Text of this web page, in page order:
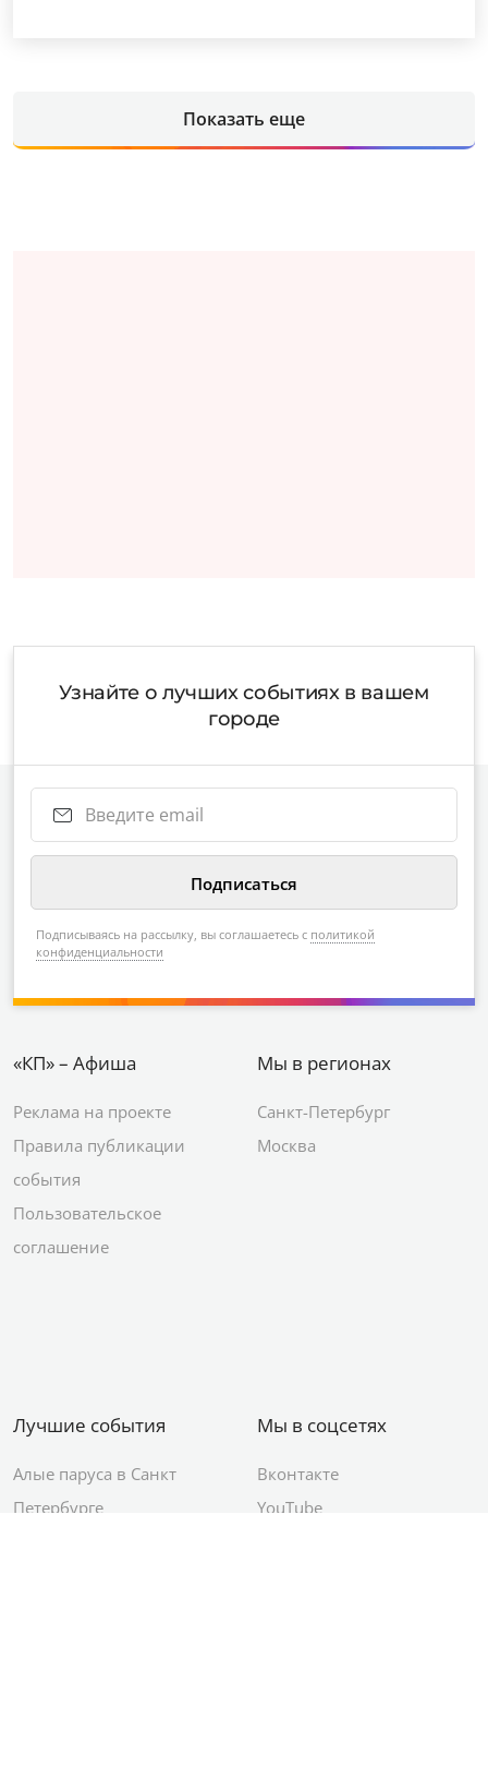
Показать еще
Узнайте о лучших событиях в вашем
городе
Подписываясь на рассылку, вы соглашаетесь с политикой
конфиденциальности
«КП» – Афиша
Реклама на проекте
Правила публикации
события
Пользовательское
соглашение
Мы в регионах
Санкт-Петербург
Москва
Лучшие события
Алые паруса в Санкт
Петербурге
Мы в соцсетях
Вконтакте
YouTube